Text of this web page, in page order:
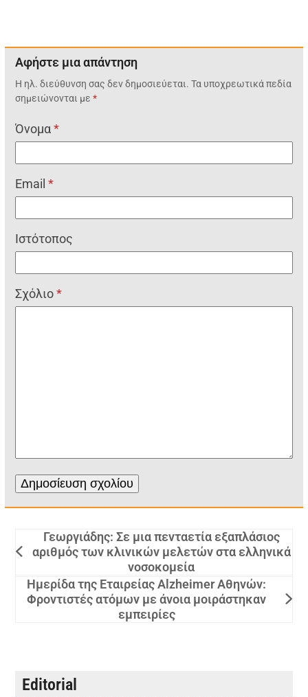
Αφήστε μια απάντηση
Η ηλ. διεύθυνση σας δεν δημοσιεύεται. Τα υποχρεωτικά πεδία
σημειώνονται με*
Όνομα*
Email*
Ιστότοπος
Σχόλιο*
Γεωργιάδης: Σε μια πενταετία εξαπλάσιος
αριθμός των κλινικών μελετών στα ελληνικά
νοσοκομεία
Ημερίδα της Εταιρείας Alzheimer Αθηνών:
Φροντιστές ατόμων με άνοια μοιράστηκαν
εμπειρίες
Editorial